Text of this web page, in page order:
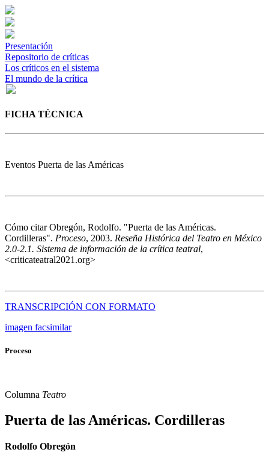
Presentación
Repositorio de críticas
Los críticos en el sistema
El mundo de la crítica
FICHA TÉCNICA
Eventos Puerta de las Américas
Cómo citarObregón, Rodolfo. "Puerta de las Américas.
Cordilleras". Proceso, 2003. Reseña Histórica del Teatro en México
2.0-2.1. Sistema de información de la crítica teatral,
<criticateatral2021.org>
TRANSCRIPCIÓN CON FORMATO
imagen facsimilar
Proceso
Columna Teatro
Puerta de las Américas. Cordilleras
Rodolfo Obregón